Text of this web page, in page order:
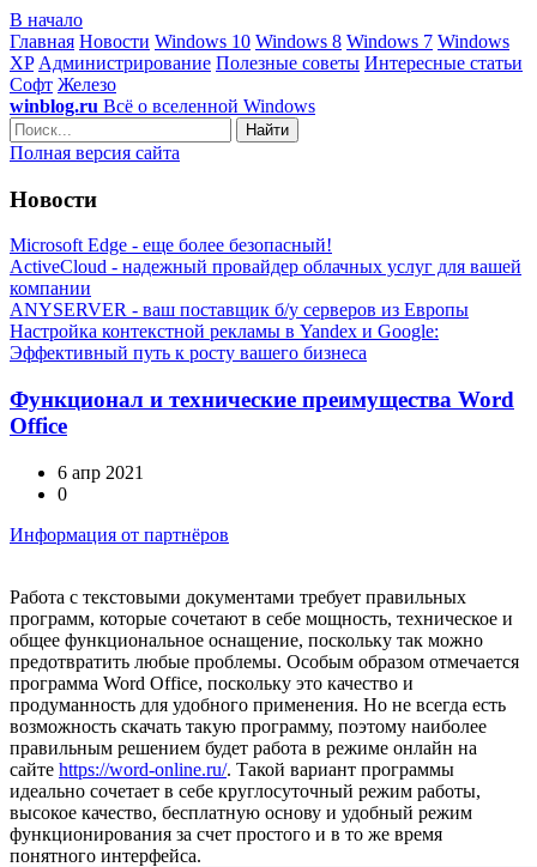
В начало
Главная Новости Windows 10 Windows 8 Windows 7 Windows
XP Администрирование Полезные советы Интересные статьи
Софт Железо
winblog.ru Всё о вселенной Windows
Найти
Полная версия сайта
Новости
Microsoft Edge - еще более безопасный!
ActiveCloud - надежный провайдер облачных услуг для вашей
компании
ANYSERVER - ваш поставщик б/у серверов из Европы
Настройка контекстной рекламы в Yandex и Google:
Эффективный путь к росту вашего бизнеса
Функционал и технические преимущества Word
Office
6 апр 2021
0
Информация от партнёров
Работа с текстовыми документами требует правильных
программ, которые сочетают в себе мощность, техническое и
общее функциональное оснащение, поскольку так можно
предотвратить любые проблемы. Особым образом отмечается
программа Word Office, поскольку это качество и
продуманность для удобного применения. Но не всегда есть
возможность скачать такую программу, поэтому наиболее
правильным решением будет работа в режиме онлайн на
сайте https://word-online.ru/. Такой вариант программы
идеально сочетает в себе круглосуточный режим работы,
высокое качество, бесплатную основу и удобный режим
функционирования за счет простого и в то же время
понятного интерфейса.